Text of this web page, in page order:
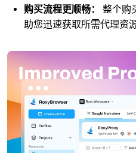
购买流程更顺畅：
整个购
助您迅速获取所需代理资源